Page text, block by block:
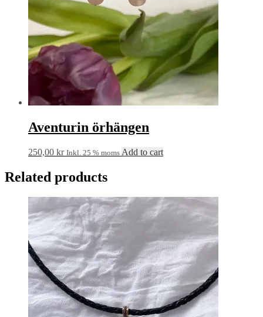
Aventurin örhängen
250,00 kr Inkl. 25 % moms Add to cart
Related products